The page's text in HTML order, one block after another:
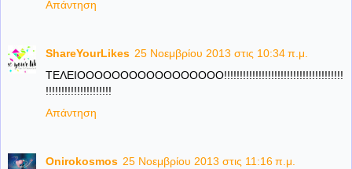
Απάντηση
ShareYourLikes 25 Νοεμβρίου 2013 στις 10:34 π.μ.
ΤΕΛΕΙΟΟΟΟΟΟΟΟΟΟΟΟΟΟΟΟΟ!!!!!!!!!!!!!!!!!!!!!!!!!!!!!!!!!!!!!!
!!!!!!!!!!!!!!!!!!!!!
Απάντηση
Onirokosmos 25 Νοεμβρίου 2013 στις 11:16 π.μ.